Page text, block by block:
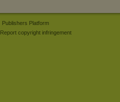
Publishers Platform
Report copyright infringement